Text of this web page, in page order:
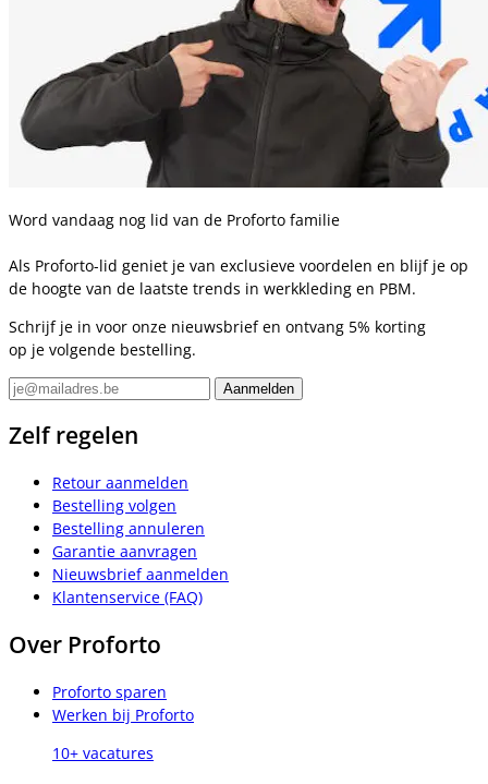
Word vandaag nog lid van de Proforto familie
Als Proforto-lid geniet je van exclusieve voordelen en blijf je op
de hoogte van de laatste trends in werkkleding en PBM.
Schrijf je in voor onze nieuwsbrief en ontvang 5% korting
op je volgende bestelling.
Zelf regelen
Retour aanmelden
Bestelling volgen
Bestelling annuleren
Garantie aanvragen
Nieuwsbrief aanmelden
Klantenservice (FAQ)
Over Proforto
Proforto sparen
Werken bij Proforto
10+ vacatures